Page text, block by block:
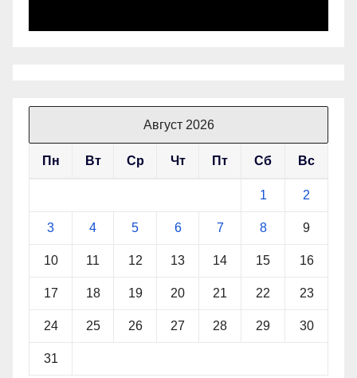
Август 2026
Пн Вт Ср Чт Пт Сб Вс
1 2
3 4 5 6 7 8 9
10 11 12 13 14 15 16
17 18 19 20 21 22 23
24 25 26 27 28 29 30
31